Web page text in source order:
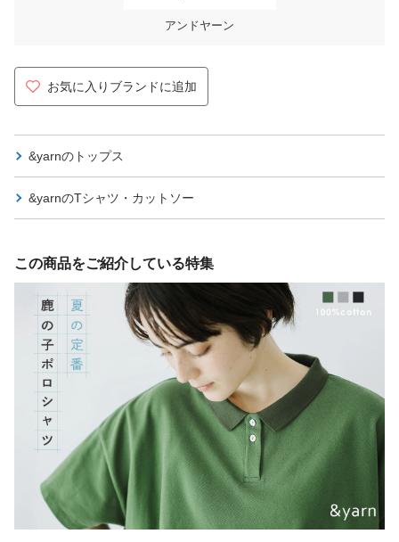
アンドヤーン
お気に入りブランドに追加
&yarnの トップス
&yarnのTシャツ・カットソー
この商品をご紹介している特集